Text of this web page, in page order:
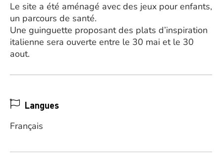
Le site a été aménagé avec des jeux pour enfants,
un parcours de santé.
Une guinguette proposant des plats d’inspiration
italienne sera ouverte entre le 30 mai et le 30
aout.
Langues
Français